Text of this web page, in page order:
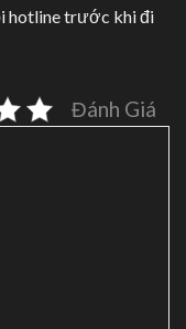
hotline trước khi đi
Đánh Giá